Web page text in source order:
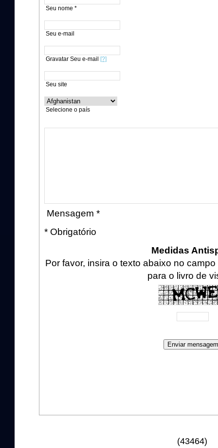
Seu nome *
Seu e-mail
Gravatar Seu e-mail [?]
Seu site
Selecione o país
Mensagem *
* Obrigatório
Medidas
Por favor, insira o texto abaixo no
para o livro de
(43464)